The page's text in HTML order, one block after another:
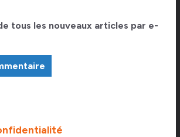
tous les nouveaux articles par e-